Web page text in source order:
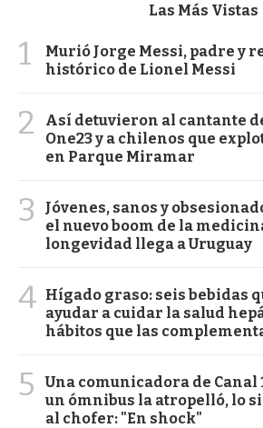
Las Más Vistas
1
Murió Jorge Messi, padre y
histórico de Lionel Messi
2
Así detuvieron al cantante
One23 y a chilenos que
en Parque Miramar
3
Jóvenes, sanos y
el nuevo boom de la
longevidad llega a Uruguay
4 Hígado graso: seis bebidas
ayudar a cuidar la salud
hábitos que las
5
Una comunicadora de Canal
un ómnibus la atropelló, lo
al chofer: "En shock"